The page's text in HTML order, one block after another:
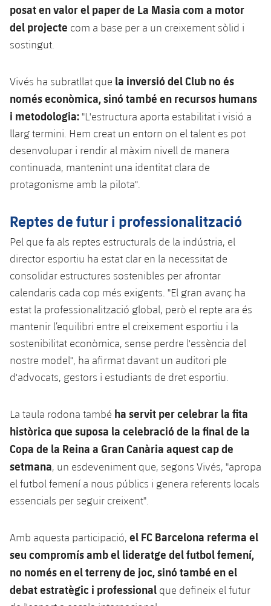
posat en valor el paper de La Masia com a motor
del projecte com a base per a un creixement sòlid i
sostingut.
Vivés ha subratllat que la inversió del Club no és
només econòmica, sinó també en recursos humans
i metodologia:"L'estructura aporta estabilitat i visió a
llarg termini. Hem creat un entorn on el talent es pot
desenvolupar i rendir al màxim nivell de manera
continuada, mantenint una identitat clara de
protagonisme amb la pilota".
Reptes de futur i professionalització
Pel que fa als reptes estructurals de la indústria, el
director esportiu ha estat clar en la necessitat de
consolidar estructures sostenibles per afrontar
calendaris cada cop més exigents. "El gran avanç ha
estat la professionalització global, però el repte ara és
mantenir l’equilibri entre el creixement esportiu i la
sostenibilitat econòmica, sense perdre l'essència del
nostre model", ha afirmat davant un auditori ple
d'advocats, gestors i estudiants de dret esportiu.
La taula rodona també ha servit per celebrar la fita
històrica que suposa la celebració de la final de la
Copa de la Reina a Gran Canària aquest cap de
setmana, un esdeveniment que, segons Vivés, "apropa
el futbol femení a nous públics i genera referents locals
essencials per seguir creixent".
Amb aquesta participació, el FC Barcelona referma el
seu compromís amb el lideratge del futbol femení,
no només en el terreny de joc, sinó també en el
debat estratègic i professional que defineix el futur